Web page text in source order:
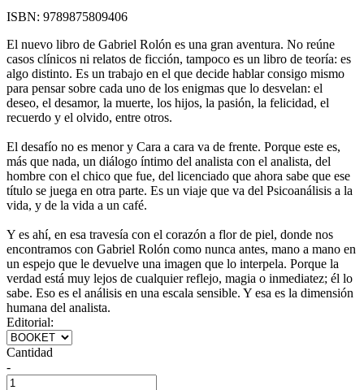
ISBN: 9789875809406
El nuevo libro de Gabriel Rolón es una gran aventura. No reúne
casos clínicos ni relatos de ficción, tampoco es un libro de teoría: es
algo distinto. Es un trabajo en el que decide hablar consigo mismo
para pensar sobre cada uno de los enigmas que lo desvelan: el
deseo, el desamor, la muerte, los hijos, la pasión, la felicidad, el
recuerdo y el olvido, entre otros.
El desafío no es menor y Cara a cara va de frente. Porque este es,
más que nada, un diálogo íntimo del analista con el analista, del
hombre con el chico que fue, del licenciado que ahora sabe que ese
título se juega en otra parte. Es un viaje que va del Psicoanálisis a la
vida, y de la vida a un café.
Y es ahí, en esa travesía con el corazón a flor de piel, donde nos
encontramos con Gabriel Rolón como nunca antes, mano a mano en
un espejo que le devuelve una imagen que lo interpela. Porque la
verdad está muy lejos de cualquier reflejo, magia o inmediatez; él lo
sabe. Eso es el análisis en una escala sensible. Y esa es la dimensión
humana del analista.
Editorial:
Cantidad
-